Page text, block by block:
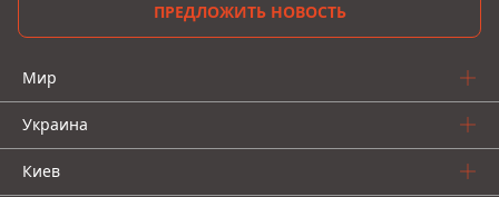
ПРЕДЛОЖИТЬ НОВОСТЬ
Мир
Украина
Киев